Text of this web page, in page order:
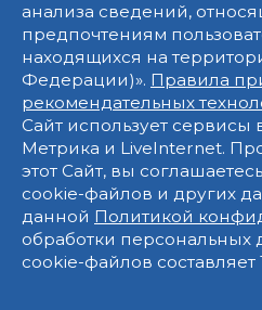
анализа сведений,
предпочтениям
находящихся на
Федерации)». Правила
рекомендательных
Сайт использует сервисы
Метрика и LiveInternet.
этот Сайт, вы
cookie-файлов и других
данной Политикой
обработки
cookie-файлов составляет